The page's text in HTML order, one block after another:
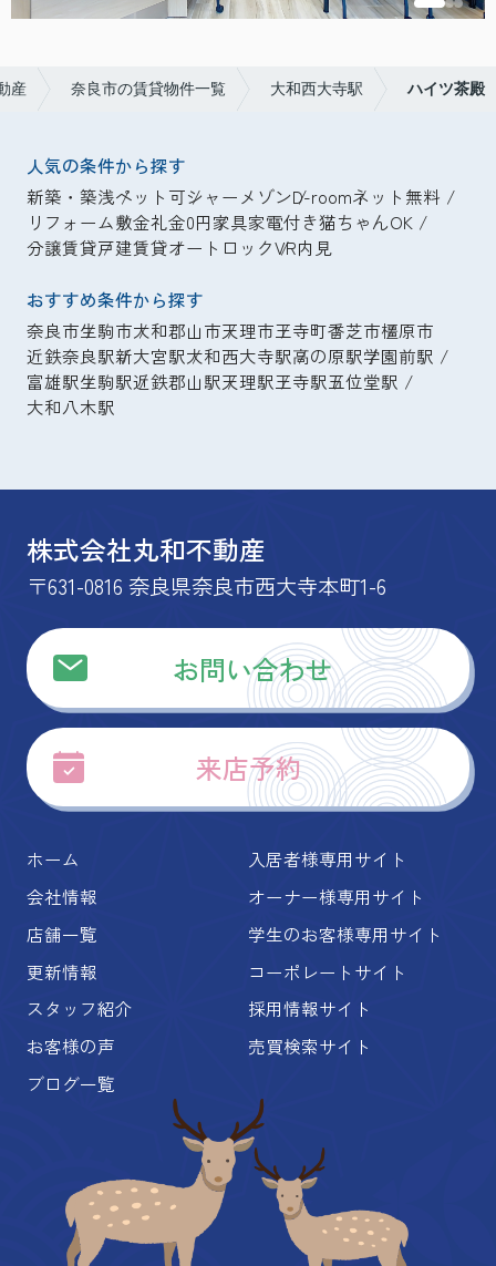
産 奈良市の賃貸物件一覧 大和西大寺駅 ハイツ茶殿
人気の条件から探す
新築・築浅ペット可シャーメゾンD-roomネット無料
リフォーム敷金礼金0円家具家電付き猫ちゃんOK
分譲賃貸戸建賃貸オートロックVR内見
おすすめ条件から探す
奈良市生駒市大和郡山市天理市王寺町香芝市橿原市
近鉄奈良駅新大宮駅大和西大寺駅高の原駅学園前駅
富雄駅生駒駅近鉄郡山駅天理駅王寺駅五位堂駅
大和八木駅
株式会社丸和不動産
〒631-0816 奈良県奈良市西大寺本町1-6
お問い合わせ
来店予約
ホーム
会社情報
店舗一覧
更新情報
スタッフ紹介
お客様の声
ブログ一覧
入居者様専用サイト
オーナー様専用サイト
学生のお客様専用サイト
コーポレートサイト
採用情報サイト
売買検索サイト